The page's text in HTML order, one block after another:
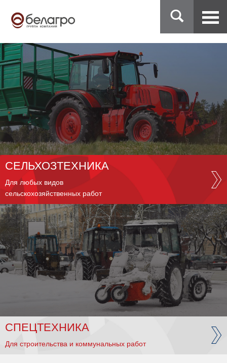
СЕЛЬХОЗТЕХНИКА
Для любых видов
сельскохозяйственных работ
СПЕЦТЕХНИКА
Для строительства и коммунальных работ